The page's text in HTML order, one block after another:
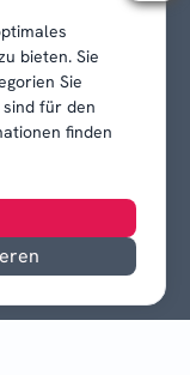
bieten. Sie
Sie
für den
finden